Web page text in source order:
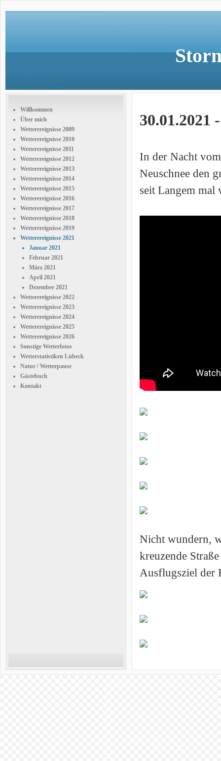
Willkommen
Über mich
Wetterereignisse 2009
Wetterereignisse 2010
Wetterereignisse 2011
Wetterereignisse 2012
Wetterereignisse 2013
Wetterereignisse 2014
Wetterereignisse 2015
Wetterereignisse 2016
Wetterereignisse 2017
Wetterereignisse 2018
Wetterereignisse 2019
Wetterereignisse 2021
Januar 2021
Februar 2021
März 2021
April 2021
Dezember 2021
Wetterereignisse 2022
Wetterereignisse 2023
Wetterereignisse 2024
Wetterereignisse 2025
Wetterereignisse 2026
Sonstige Wetterfotos
Wetterstatistiken Lübeck
Natur / Wetterpause
Gästebuch
Kontakt
30.01.2021
In der Nacht
Neuschnee den
seit Langem
Nicht wundern,
kreuzende
Ausflugsziel der